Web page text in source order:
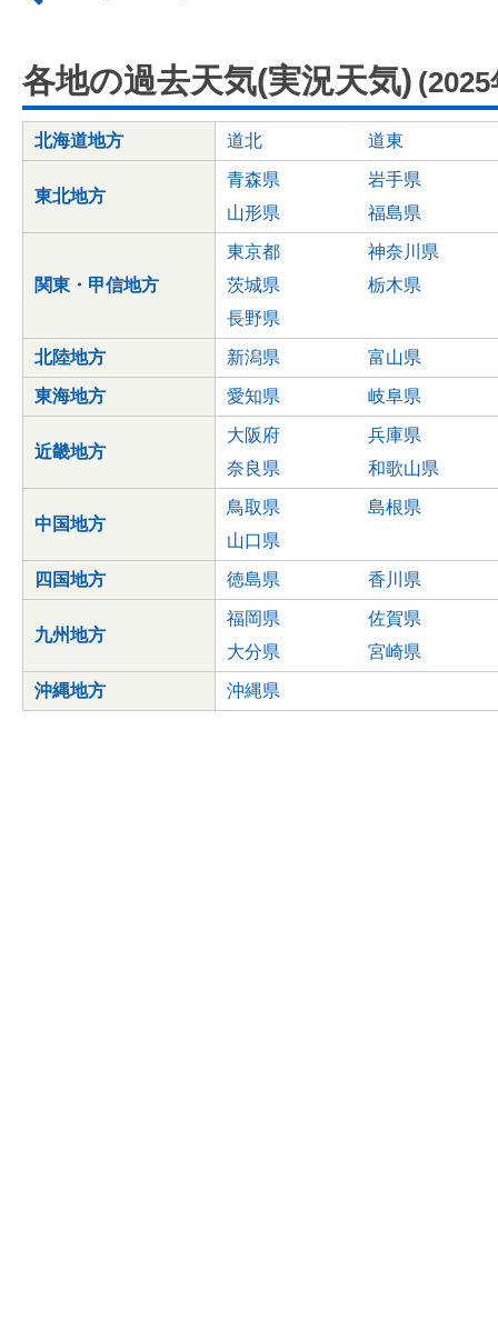
各地の過去天気(実況天気)
北海道地方 道北 道東
東北地方
青森県
岩手県
山形県
福島県
関東・甲信地方
東京都
神奈川県
茨城県
栃木県
長野県
北陸地方 新潟県 富山県
東海地方 愛知県 岐阜県
近畿地方
大阪府
兵庫県
奈良県
和歌山県
中国地方
鳥取県
島根県
山口県
四国地方 徳島県 香川県
九州地方
福岡県
佐賀県
大分県
宮崎県
沖縄地方 沖縄県